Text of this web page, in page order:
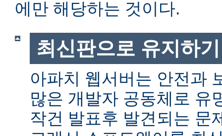
에만 해당하는 것이다.
최신판으로 유지하기
아파치 웹서버는 안전과
많은 개발자 공동체로 유
작건 발표후 발견되는 문